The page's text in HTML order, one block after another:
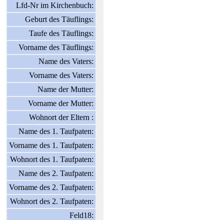
Lfd-Nr im Kirchenbuch:
Geburt des Täuflings:
Taufe des Täuflings:
Vorname des Täuflings:
Name des Vaters:
Vorname des Vaters:
Name der Mutter:
Vorname der Mutter:
Wohnort der Eltern :
Name des 1. Taufpaten:
Vorname des 1. Taufpaten:
Wohnort des 1. Taufpaten:
Name des 2. Taufpaten:
Vorname des 2. Taufpaten:
Wohnort des 2. Taufpaten:
Feld18: